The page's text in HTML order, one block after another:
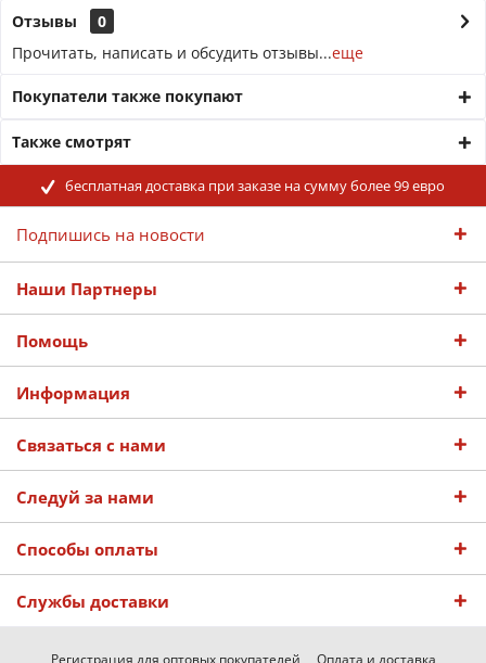
Отзывы
0
Прочитать, написать и обсудить отзывы...еще
Покупатели также покупают
Также смотрят
бесплатная доставка при заказе на сумму более 99 евро
Подпишись на новости
Наши Партнеры
Помощь
Информация
Связаться с нами
Следуй за нами
Способы оплаты
Службы доставки